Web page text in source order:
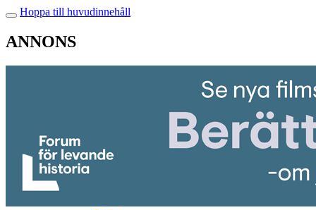
Hoppa till huvudinnehåll
ANNONS